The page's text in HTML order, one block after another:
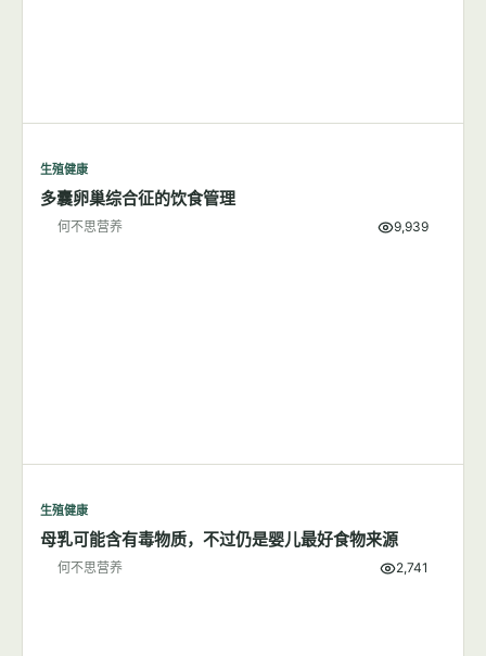
生殖健康
多囊卵巢综合征的饮食管理
何不思营养 9,939
生殖健康
母乳可能含有毒物质，不过仍是婴儿最好食物来源
何不思营养 2,741